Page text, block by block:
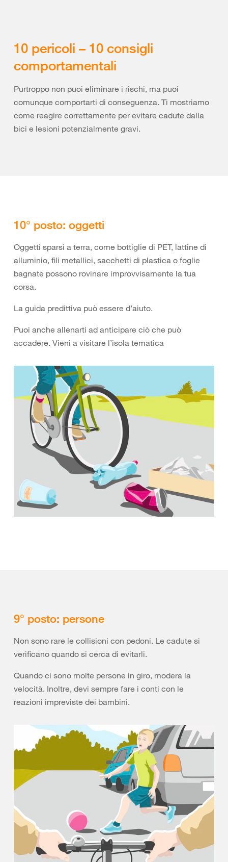
10 pericoli – 10 consigli
comportamentali
Purtroppo non puoi eliminare i rischi, ma puoi
comunque comportarti di conseguenza. Ti mostriamo
come reagire correttamente per evitare cadute dalla
bici e lesioni potenzialmente gravi.
10° posto: oggetti
Oggetti sparsi a terra, come bottiglie di PET, lattine di
alluminio, fili metallici, sacchetti di plastica o foglie
bagnate possono rovinare improvvisamente la tua
corsa.
La guida predittiva può essere d’aiuto.
Puoi anche allenarti ad anticipare ciò che può
accadere. Vieni a visitare l’isola tematica
9° posto: persone
Non sono rare le collisioni con pedoni. Le cadute si
verificano quando si cerca di evitarli.
Quando ci sono molte persone in giro, modera la
velocità. Inoltre, devi sempre fare i conti con le
reazioni impreviste dei bambini.